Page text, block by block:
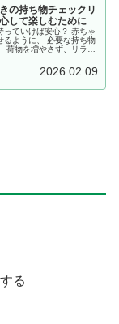
の持ち物チェックリ
して楽しむために
っていけば安心？ 赤ちゃ
るように、 必要な持ち物
荷物を増やさず、リラッ
2026.02.09
る